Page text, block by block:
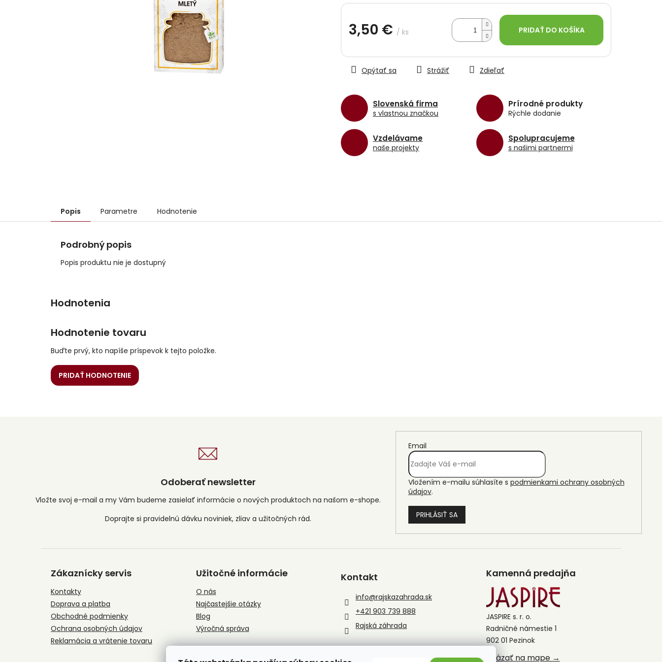
3,50 € / ks
cena:
PRIDAŤ DO KOŠÍKA
Slovenská firma
s vlastnou značkou
Prírodné produkty
Rýchle dodanie
Vzdelávame
naše projekty
Spolupracujeme
s našimi partnermi
Opýtať sa Strážiť Zdieľať
hviezdičiek.
Popis Parametre Hodnotenie
Podrobný popis
Popis produktu nie je dostupný
Hodnotenie tovaru
Buďte prvý, kto napíše príspevok k tejto položke.
PRIDAŤ HODNOTENIE
Odoberať newsletter
Vložte svoj e-mail a my Vám budeme zasielať informácie o nových produktoch na našom e-shope.
Email
Vložením e-mailu súhlasíte s podmienkami ochrany osobných
údajov.
PRIHLÁSIŤ SA
Zákaznícky servis
Kontakty
Doprava a platba
Obchodné podmienky
Ochrana osobných údajov
Reklamácia a vrátenie tovaru
Užitočné informácie
O nás
Najčastejšie otázky
Blog
Výročná správa
Kontakt
info@rajskazahrada.sk
+421 903 739 888
Rajská záhrada
Kamenná predajňa
JASPIRE s. r. o.
Radničné námestie 1
902 01 Pezinok
Ukázať na mape →